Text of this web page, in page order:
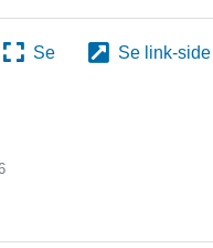
Se
Se link-side